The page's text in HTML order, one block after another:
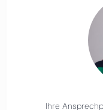
Ihre